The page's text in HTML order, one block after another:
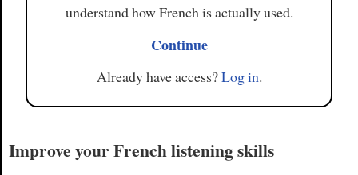
understand how French is actually used.
Continue
Already have access?Log in.
Improve your French listening skills